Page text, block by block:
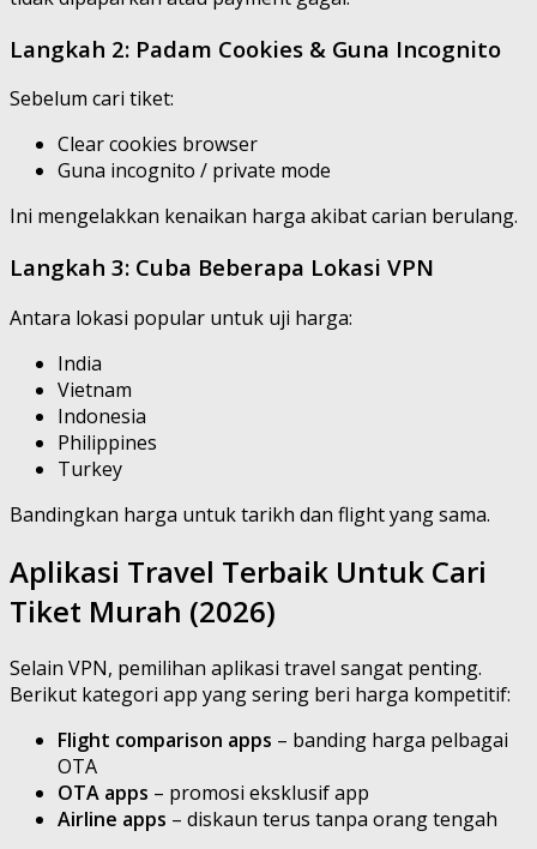
Langkah 2: Padam Cookies & Guna Incognito
Sebelum cari tiket:
Clear cookies browser
Guna incognito / private mode
Ini mengelakkan kenaikan harga akibat carian berulang.
Langkah 3: Cuba Beberapa Lokasi VPN
Antara lokasi popular untuk uji harga:
India
Vietnam
Indonesia
Philippines
Turkey
Bandingkan harga untuk tarikh dan flight yang sama.
Aplikasi Travel Terbaik Untuk Cari
Tiket Murah (2026)
Selain VPN, pemilihan aplikasi travel sangat penting.
Berikut kategori app yang sering beri harga kompetitif:
Flight comparison apps – banding harga pelbagai
OTA
OTA apps – promosi eksklusif app
Airline apps – diskaun terus tanpa orang tengah